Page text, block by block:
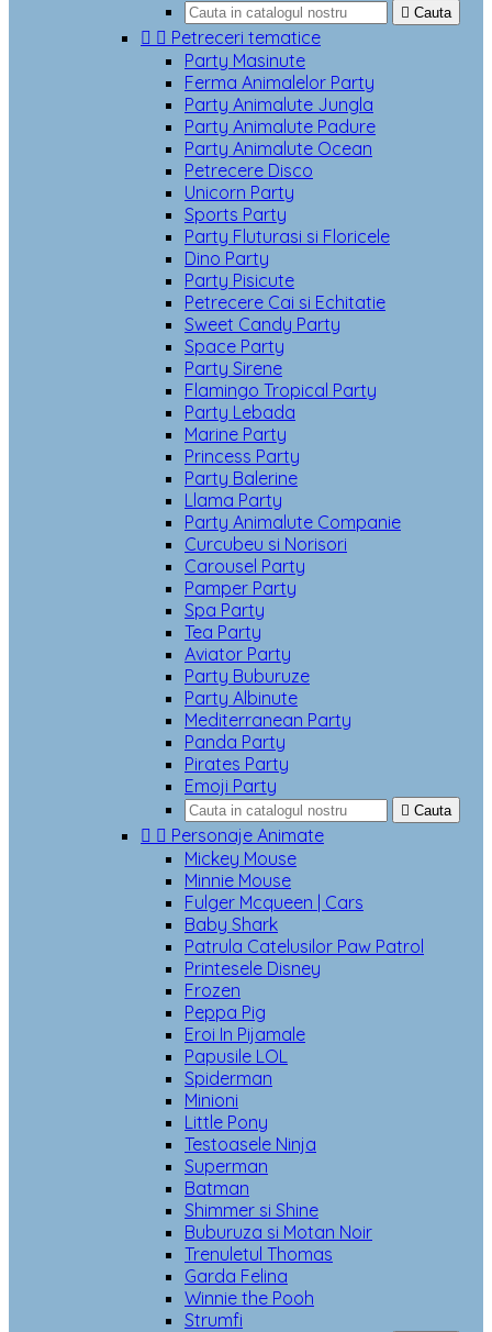
 Cauta
  Petreceri tematice
Party Masinute
Ferma Animalelor Party
Party Animalute Jungla
Party Animalute Padure
Party Animalute Ocean
Petrecere Disco
Unicorn Party
Sports Party
Party Fluturasi si Floricele
Dino Party
Party Pisicute
Petrecere Cai si Echitatie
Sweet Candy Party
Space Party
Party Sirene
Flamingo Tropical Party
Party Lebada
Marine Party
Princess Party
Party Balerine
Llama Party
Party Animalute Companie
Curcubeu si Norisori
Carousel Party
Pamper Party
Spa Party
Tea Party
Aviator Party
Party Buburuze
Party Albinute
Mediterranean Party
Panda Party
Pirates Party
Emoji Party
 Cauta
  Personaje Animate
Mickey Mouse
Minnie Mouse
Fulger Mcqueen | Cars
Baby Shark
Patrula Catelusilor Paw Patrol
Printesele Disney
Frozen
Peppa Pig
Eroi In Pijamale
Papusile LOL
Spiderman
Minioni
Little Pony
Testoasele Ninja
Superman
Batman
Shimmer si Shine
Buburuza si Motan Noir
Trenuletul Thomas
Garda Felina
Winnie the Pooh
Strumfi